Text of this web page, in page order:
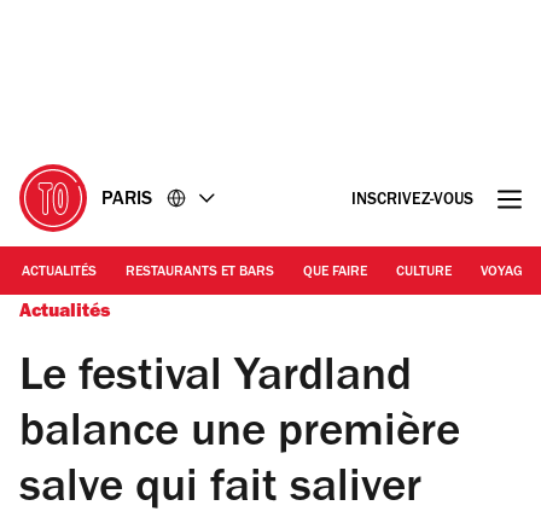
PARIS INSCRIVEZ-VOUS
ACTUALITÉS RESTAURANTS ET BARS QUE FAIRE CULTURE VOYAGE
Actualités
Le festival Yardland
balance une première
salve qui fait saliver